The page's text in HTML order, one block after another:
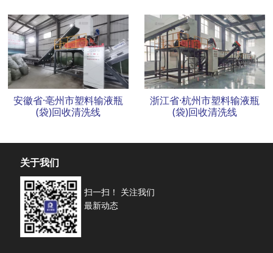
安徽省·亳州市塑料输液瓶
(袋)回收清洗线
浙江省·杭州市塑料输液瓶
(袋)回收清洗线
关于我们
扫一扫！ 关注我们
最新动态